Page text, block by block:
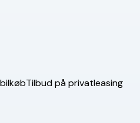
Tilbud på privatleasing